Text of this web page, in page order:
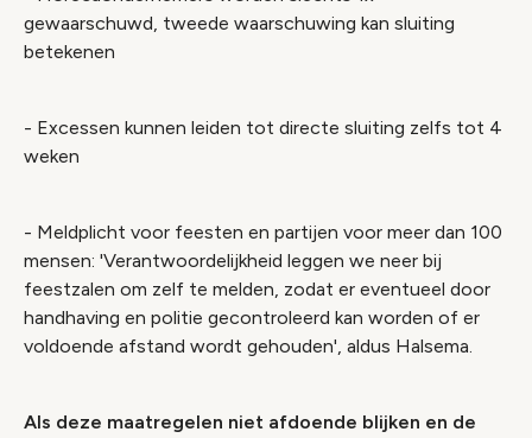
gewaarschuwd, tweede waarschuwing kan sluiting
betekenen
- Excessen kunnen leiden tot directe sluiting zelfs tot 4
weken
- Meldplicht voor feesten en partijen voor meer dan 100
mensen: 'Verantwoordelijkheid leggen we neer bij
feestzalen om zelf te melden, zodat er eventueel door
handhaving en politie gecontroleerd kan worden of er
voldoende afstand wordt gehouden', aldus Halsema.
Als deze maatregelen niet afdoende blijken en de